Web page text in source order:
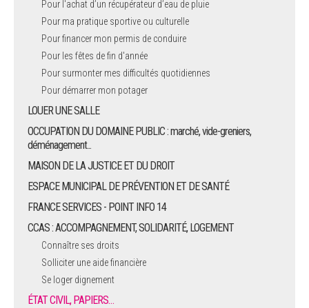
Pour l'achat d’un récupérateur d’eau de pluie
Pour ma pratique sportive ou culturelle
Pour financer mon permis de conduire
Pour les fêtes de fin d'année
Pour surmonter mes difficultés quotidiennes
Pour démarrer mon potager
LOUER UNE SALLE
OCCUPATION DU DOMAINE PUBLIC : marché, vide-greniers,
déménagement...
MAISON DE LA JUSTICE ET DU DROIT
ESPACE MUNICIPAL DE PRÉVENTION ET DE SANTÉ
FRANCE SERVICES - POINT INFO 14
CCAS : ACCOMPAGNEMENT, SOLIDARITÉ, LOGEMENT
Connaître ses droits
Solliciter une aide financière
Se loger dignement
ÉTAT CIVIL, PAPIERS…